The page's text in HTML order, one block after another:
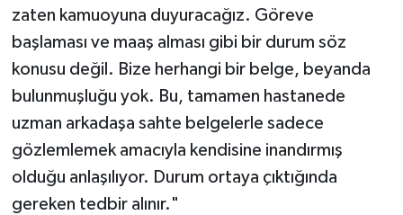
zaten kamuoyuna duyuracağız. Göreve
başlaması ve maaş alması gibi bir durum söz
konusu değil. Bize herhangi bir belge, beyanda
bulunmuşluğu yok. Bu, tamamen hastanede
uzman arkadaşa sahte belgelerle sadece
gözlemlemek amacıyla kendisine inandırmış
olduğu anlaşılıyor. Durum ortaya çıktığında
gereken tedbir alınır."